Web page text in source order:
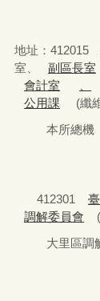
地址：412015
室、
副區長室
會計室
公用課
(纖
本所總機
412301
調解委員會
大里區調解